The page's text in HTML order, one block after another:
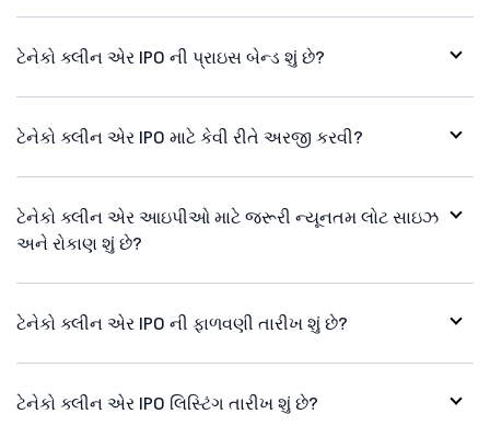
ટેનેકો ક્લીન એર IPO ની પ્રાઇસ બેન્ડ શું છે?
ટેનેકો ક્લીન એર IPO માટે કેવી રીતે અરજી કરવી?
ટેનેકો ક્લીન એર આઇપીઓ માટે જરૂરી ન્યૂનતમ લોટ સાઇઝ
અને રોકાણ શું છે?
ટેનેકો ક્લીન એર IPO ની ફાળવણી તારીખ શું છે?
ટેનેકો ક્લીન એર IPO લિસ્ટિંગ તારીખ શું છે?